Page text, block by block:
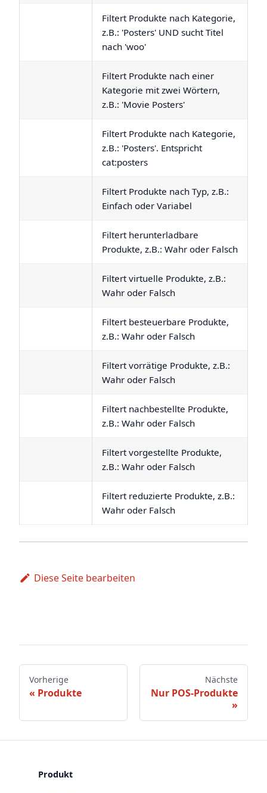
Filtert Produkte nach Kategorie,
z.B.: 'Posters' UND sucht Titel
nach 'woo'
Filtert Produkte nach einer
Kategorie mit zwei Wörtern,
z.B.: 'Movie Posters'
Filtert Produkte nach Kategorie,
z.B.: 'Posters'. Entspricht
cat:posters
Filtert Produkte nach Typ, z.B.:
Einfach oder Variabel
Filtert herunterladbare
Produkte, z.B.: Wahr oder Falsch
Filtert virtuelle Produkte, z.B.:
Wahr oder Falsch
Filtert besteuerbare Produkte,
z.B.: Wahr oder Falsch
Filtert vorrätige Produkte, z.B.:
Wahr oder Falsch
Filtert nachbestellte Produkte,
z.B.: Wahr oder Falsch
Filtert vorgestellte Produkte,
z.B.: Wahr oder Falsch
Filtert reduzierte Produkte, z.B.:
Wahr oder Falsch
Diese Seite bearbeiten
Vorherige
Produkte
Nächste
Nur POS-Produkte
Produkt